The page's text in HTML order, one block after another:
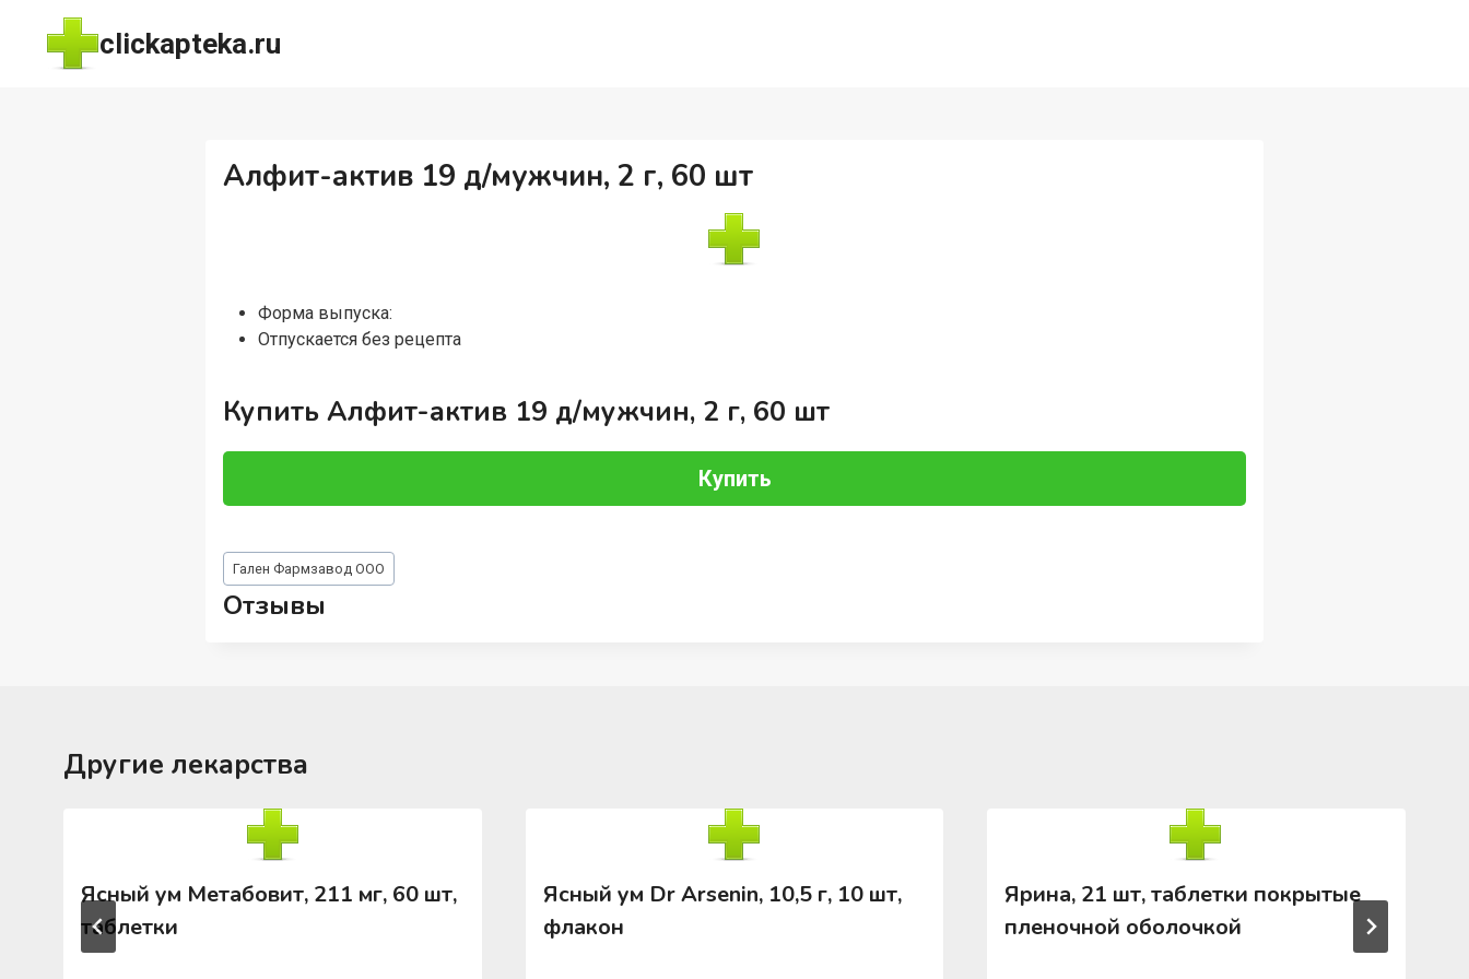
Перейти
содержимому
clickapteka.ru
Алфит-актив 19 д/мужчин, 2 г, 60 шт
Форма выпуска:
Отпускается без рецепта
Купить Алфит-актив 19 д/мужчин, 2 г, 60 шт
Купить
Метки
записи:
Гален Фармзавод ООО
Отзывы
Другие лекарства
Ясный ум Метабовит, 211 мг, 60 шт,
таблетки
Ясный ум Dr Arsenin, 10,5 г, 10 шт,
флакон
Ярина, 21 шт, таблетки покрытые
пленочной оболочкой